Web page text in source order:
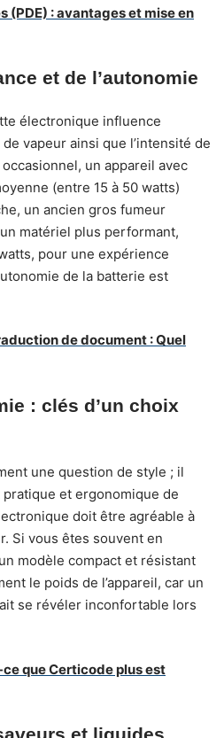
(PDE) : avantages et mise en
et de l’autonomie
électronique influence
vapeur ainsi que l’intensité de
un appareil avec
(entre 15 à 50 watts)
un ancien gros fumeur
matériel plus performant,
pour une expérience
de la batterie est
de document : Quel
: clés d’un choix
une question de style ; il
pratique et ergonomique de
doit être agréable à
Si vous êtes souvent en
modèle compact et résistant
le poids de l’appareil, car un
se révéler inconfortable lors
ce que Certicode plus est